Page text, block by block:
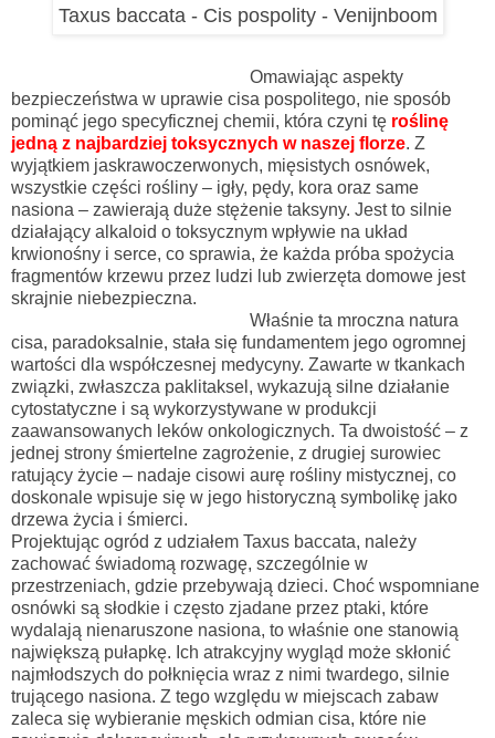
Taxus baccata - Cis pospolity - Venijnboom
Omawiając aspekty
bezpieczeństwa w uprawie cisa pospolitego, nie sposób
pominąć jego specyficznej chemii, która czyni tę roślinę
jedną z najbardziej toksycznych w naszej florze. Z
wyjątkiem jaskrawoczerwonych, mięsistych osnówek,
wszystkie części rośliny – igły, pędy, kora oraz same
nasiona – zawierają duże stężenie taksyny. Jest to silnie
działający alkaloid o toksycznym wpływie na układ
krwionośny i serce, co sprawia, że każda próba spożycia
fragmentów krzewu przez ludzi lub zwierzęta domowe jest
skrajnie niebezpieczna.
Właśnie ta mroczna natura
cisa, paradoksalnie, stała się fundamentem jego ogromnej
wartości dla współczesnej medycyny. Zawarte w tkankach
związki, zwłaszcza paklitaksel, wykazują silne działanie
cytostatyczne i są wykorzystywane w produkcji
zaawansowanych leków onkologicznych. Ta dwoistość – z
jednej strony śmiertelne zagrożenie, z drugiej surowiec
ratujący życie – nadaje cisowi aurę rośliny mistycznej, co
doskonale wpisuje się w jego historyczną symbolikę jako
drzewa życia i śmierci.
Projektując ogród z udziałem Taxus baccata, należy
zachować świadomą rozwagę, szczególnie w
przestrzeniach, gdzie przebywają dzieci. Choć wspomniane
osnówki są słodkie i często zjadane przez ptaki, które
wydalają nienaruszone nasiona, to właśnie one stanowią
największą pułapkę. Ich atrakcyjny wygląd może skłonić
najmłodszych do połknięcia wraz z nimi twardego, silnie
trującego nasiona. Z tego względu w miejscach zabaw
zaleca się wybieranie męskich odmian cisa, które nie